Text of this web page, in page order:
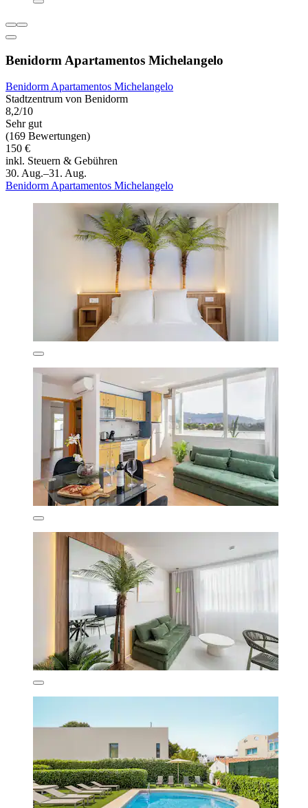
Benidorm Apartamentos Michelangelo
Benidorm Apartamentos Michelangelo
Stadtzentrum von Benidorm
8,2/10
Sehr gut
(169 Bewertungen)
150 €
inkl. Steuern & Gebühren
30. Aug.–31. Aug.
Benidorm Apartamentos Michelangelo